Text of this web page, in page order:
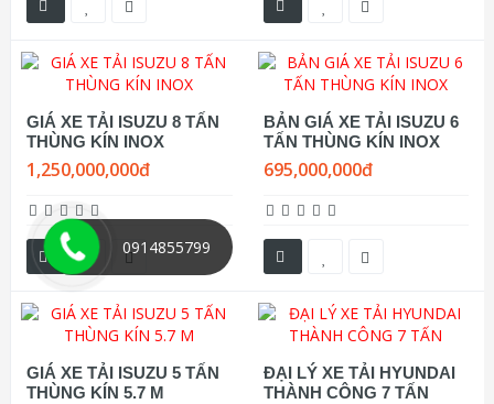
GIÁ XE TẢI ISUZU 8 TẤN
THÙNG KÍN INOX
1,250,000,000đ
BẢN GIÁ XE TẢI ISUZU 6
TẤN THÙNG KÍN INOX
695,000,000đ
GIÁ XE TẢI ISUZU 5 TẤN
THÙNG KÍN 5.7 M
ĐẠI LÝ XE TẢI HYUNDAI
THÀNH CÔNG 7 TẤN
0914855799